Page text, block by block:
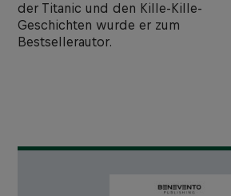
der Titanic und den Kille-Kille-
Geschichten wurde er zum
Bestsellerautor.